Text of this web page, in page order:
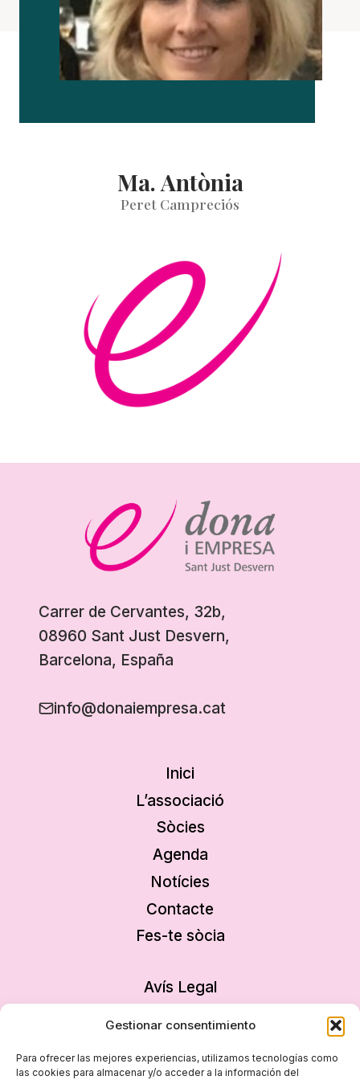
Gestionar consentimiento
Para ofrecer las mejores experiencias, utilizamos tecnologías como
las cookies para almacenar y/o acceder a la información del
Ma. Antònia
Peret Campreciós
Carrer de Cervantes, 32b,
08960 Sant Just Desvern,
Barcelona, España
info@donaiempresa.cat
Inici
L’associació
Sòcies
Agenda
Notícies
Contacte
Fes-te sòcia
Avís Legal
Declaració d’accessibilitat